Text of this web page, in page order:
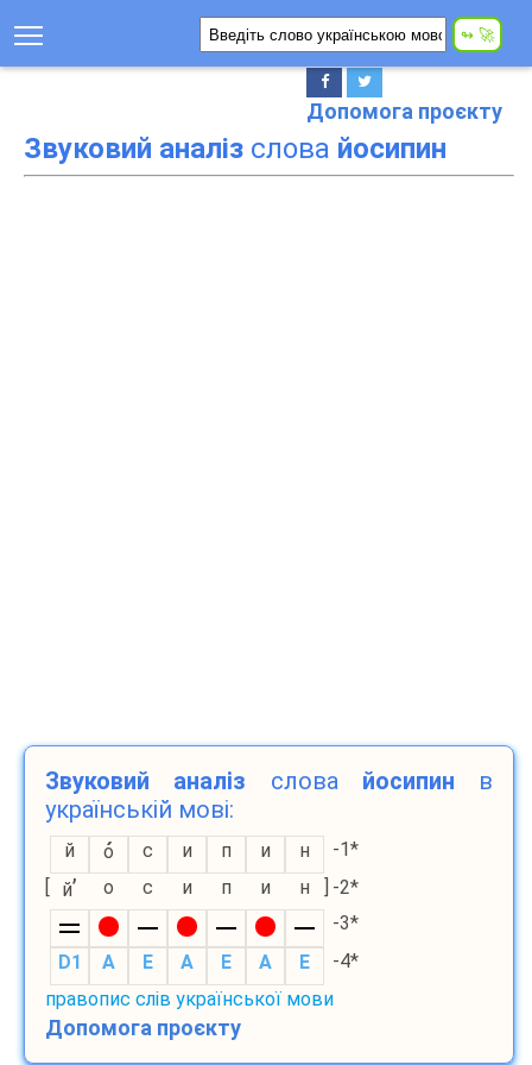
Допомога проєкту
Звуковий аналіз слова йосипин
Звуковий аналіз слова йосипин в
українській мові:
й о с и п и н
-1*
[
й’ о с и п и н ] -2*
-3*
D1
A E A E A E
-4*
правопис слів української мови
Допомога проєкту